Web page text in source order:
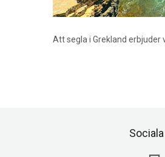
Att segla i Grekland